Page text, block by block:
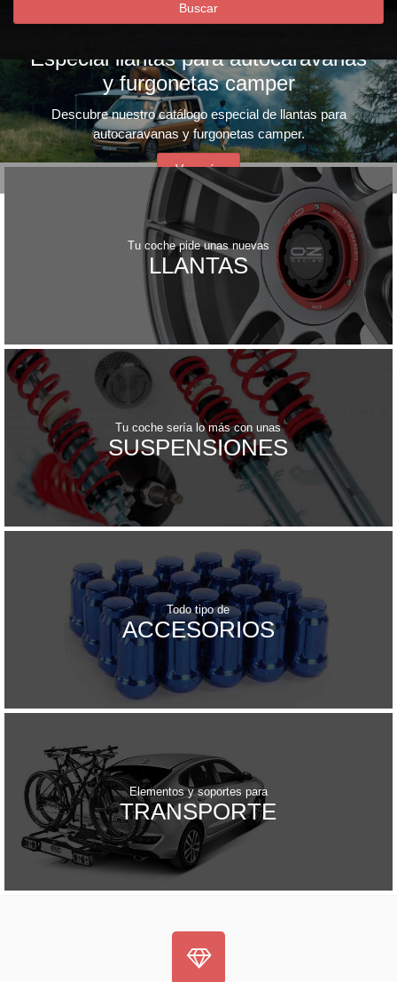
Buscar
Especial llantas para autocaravanas
y furgonetas camper
Descubre nuestro catálogo especial de llantas para
autocaravanas y furgonetas camper.
Ver más
Tu coche pide unas nuevas
LLANTAS
Tu coche sería lo más con unas
SUSPENSIONES
Todo tipo de
ACCESORIOS
Elementos y soportes para
TRANSPORTE